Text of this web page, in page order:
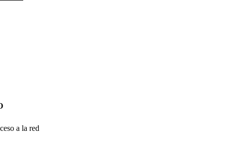
a la red